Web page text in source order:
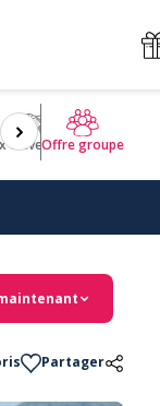
d'aventuresBien être
Offre groupe
Partager